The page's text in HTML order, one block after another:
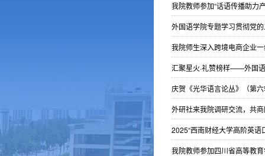
我院教师参加“话语传播助力
外国语学院专题学习贯彻党
我院师生深入跨境电商企业
汇聚星火·礼赞榜样——外国
庆贺《光华语言论丛》（第
外研社来我院调研交流，共
2025“西南财经大学高阶英语
我院教师参加四川省高等教